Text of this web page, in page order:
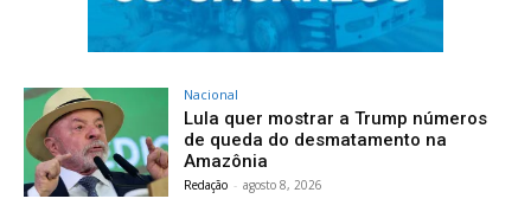
Nacional
Lula quer mostrar a Trump números
de queda do desmatamento na
Amazônia
Redação - agosto 8, 2026